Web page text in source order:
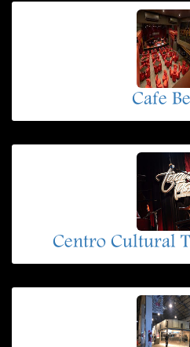
Cafe
Centro Cultural